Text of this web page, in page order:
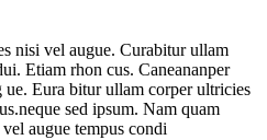
nisi vel augue. Curabitur ullam
Etiam rhon cus. Caneananper
Eura bitur ullam corper ultricies
sed ipsum. Nam quam
augue tempus condi